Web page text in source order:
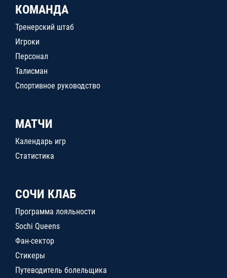
КОМАНДА
Тренерский штаб
Игроки
Персонал
Талисман
Спортивное руководство
МАТЧИ
Календарь игр
Статистика
СОЧИ КЛАБ
Программа лояльности
Sochi Queens
Фан-сектор
Стикеры
Путеводитель болельщика